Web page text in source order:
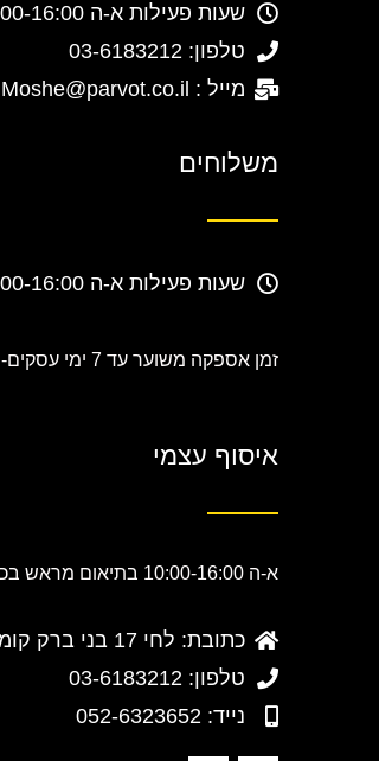
שעות פעילות א-ה 10:00-16:00
טלפון: 03-6183212
מייל : Moshe@parvot.co.il
משלוחים
שעות פעילות א-ה 10:00-16:00
זמן אספקה משוער עד 7 ימי עסקים-
איסוף עצמי
א-ה 10:00-16:00 בתיאום מראש בכפוף לשעות הפעילות.
כתובת: לחי 17 בני ברק קומה 2 waze
טלפון: 03-6183212
נייד: 052-6323652